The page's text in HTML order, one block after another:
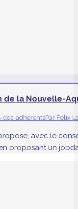
de la Nouvelle-
des-adherentsPar Félix
avec le
proposant un